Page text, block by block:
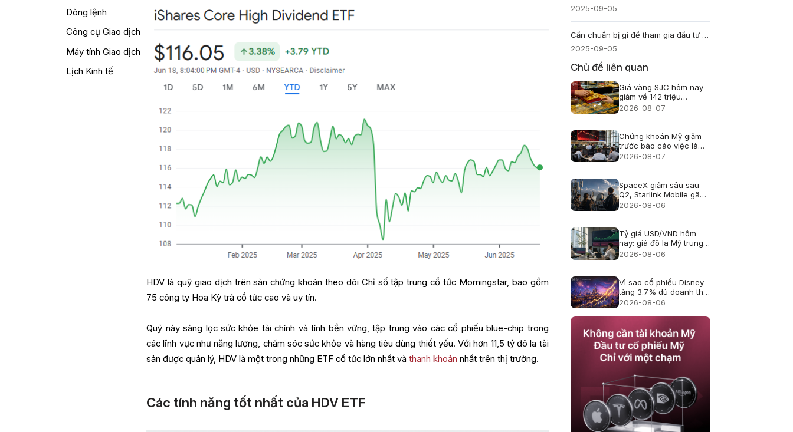
Dòng lệnh
Công cụ Giao dịch
Máy tính Giao dịch
Lịch Kinh tế
HDV là quỹ giao dịch trên sàn chứng khoán theo dõi Chỉ số tập trung cổ tức Morningstar, bao gồm
75 công ty Hoa Kỳ trả cổ tức cao và uy tín.
Quỹ này sàng lọc sức khỏe tài chính và tính bền vững, tập trung vào các cổ phiếu blue-chip trong
các lĩnh vực như năng lượng, chăm sóc sức khỏe và hàng tiêu dùng thiết yếu. Với hơn 11,5 tỷ đô la tài
sản được quản lý, HDV là một trong những ETF cổ tức lớn nhất vàthanh khoản nhất trên thị trường.
Các tính năng tốt nhất của HDV ETF
2025-09-05
Cần chuẩn bị gì để tham gia đầu tư Forex
2025-09-05
Chủ đề liên quan
Giá vàng SJC hôm nay
giảm về 142 triệu
đồng/lượng
2026-08-07
Chứng khoán Mỹ giảm
trước báo cáo việc làm
nhưng Phố Wall chưa
2026-08-07
SpaceX giảm sâu sau
Q2, Starlink Mobile gây
áp lực lên viễn thông Mỹ
2026-08-06
Tỷ giá USD/VND hôm
nay: giá đô la Mỹ trung
tâm lên 25.433, USD
2026-08-06
Vì sao cổ phiếu Disney
tăng 3.7% dù doanh thu
hụt kỳ vọng?
2026-08-06